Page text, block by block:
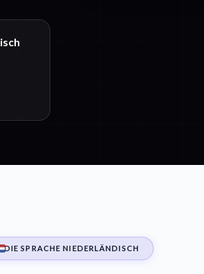
DIE SPRACHE NIEDERLÄNDISCH